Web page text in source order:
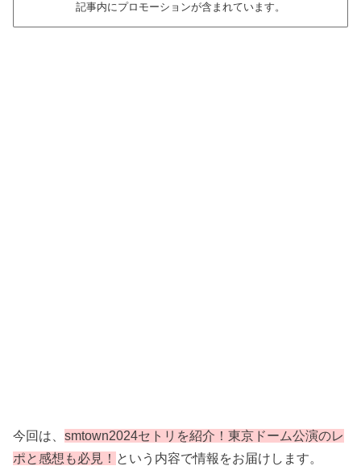
記事内にプロモーションが含まれています。
今回は、 smtown2024セトリを紹介！東京ドーム公演のレ
ポと感想も必見！ という内容で情報をお届けします。